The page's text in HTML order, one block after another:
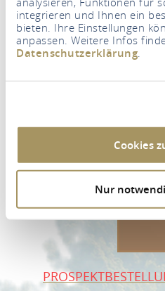
integrieren und Ihnen ein
bieten. Ihre Einstellungen
anpassen. Weitere Infos
Datenschutzerklärung
Cookies
Nur